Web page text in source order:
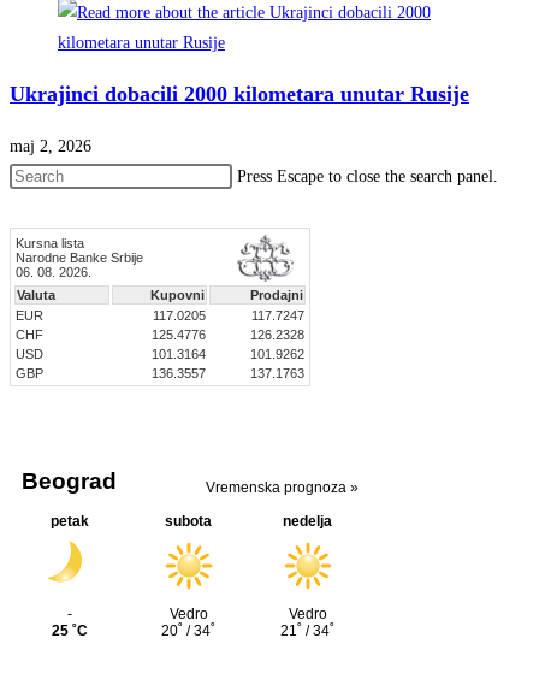
Ukrajinci dobacili 2000 kilometara unutar Rusije
maj 2, 2026
Press Escape to close the search panel.